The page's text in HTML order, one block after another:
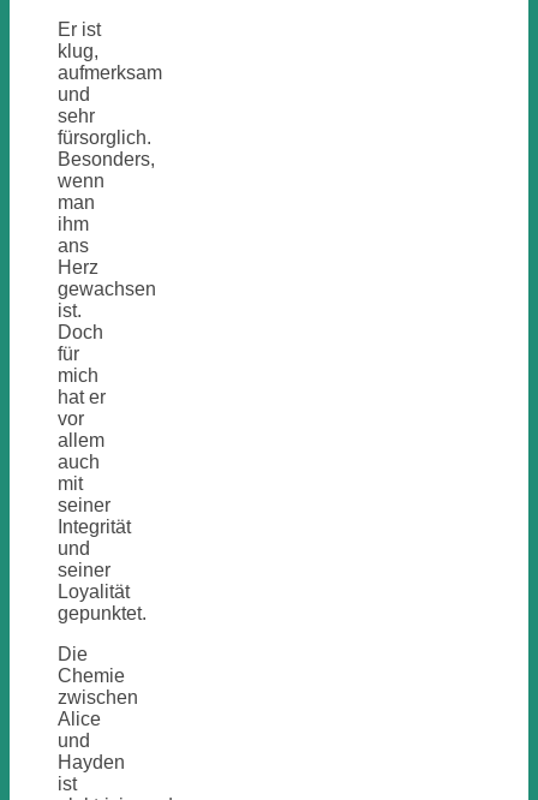
Er ist
klug,
aufmerksam
und
sehr
fürsorglich.
Besonders,
wenn
man
ihm
ans
Herz
gewachsen
ist.
Doch
für
mich
hat er
vor
allem
auch
mit
seiner
Integrität
und
seiner
Loyalität
gepunktet.
Die
Chemie
zwischen
Alice
und
Hayden
ist